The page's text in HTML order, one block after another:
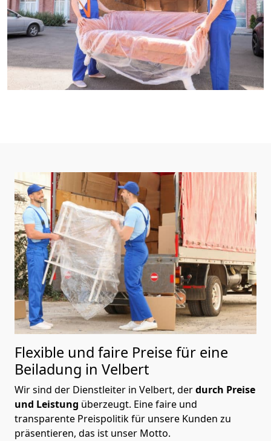
Flexible und faire Preise für eine
Beiladung in Velbert
Wir sind der Dienstleiter in Velbert, derdurch Preise
und Leistung überzeugt. Eine faire und
transparente Preispolitik für unsere Kunden zu
präsentieren, das ist unser Motto.